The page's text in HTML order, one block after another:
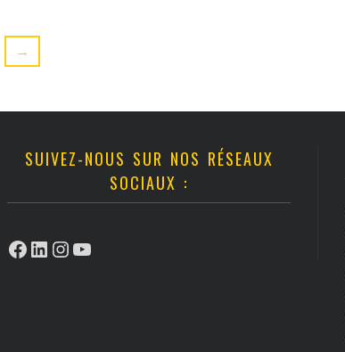
→
SUIVEZ-NOUS SUR NOS RÉSEAUX
SOCIAUX :
Facebook
LinkedIn
Instagram
YouTube